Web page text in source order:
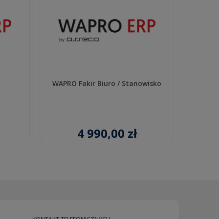
WAPRO Fakir Biuro / Stanowisko
4 990,00 zł